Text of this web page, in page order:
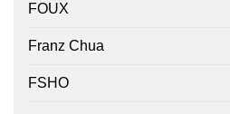
FOUX
Franz Chua
FSHO